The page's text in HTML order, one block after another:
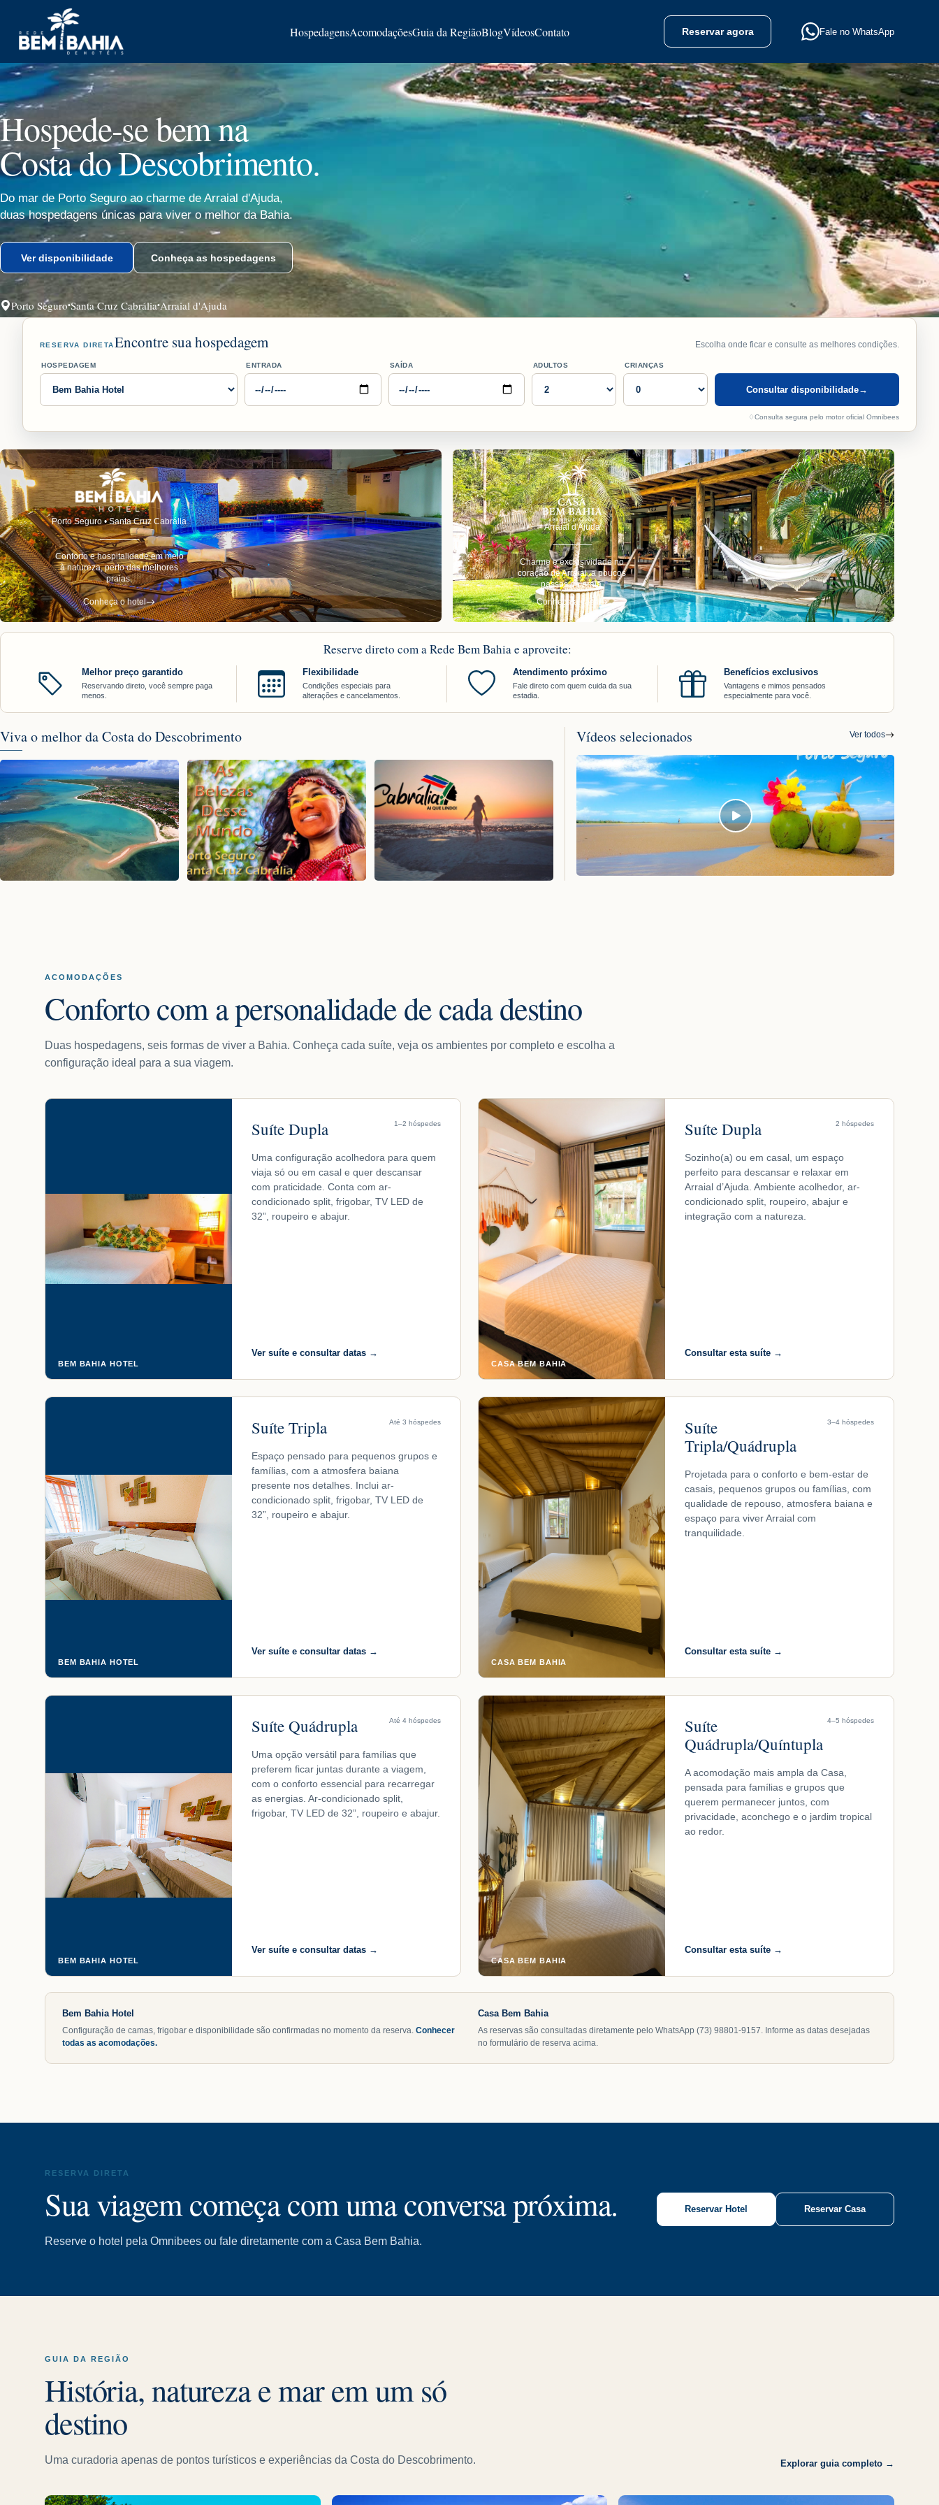
HospedagensAcomodaçõesGuia da RegiãoBlogVídeosContato Reservar agora Fale no WhatsApp
Hospede-se bem na
Costa do Descobrimento.
Do mar de Porto Seguro ao charme de Arraial d'Ajuda,
duas hospedagens únicas para viver o melhor da Bahia.
Ver disponibilidade Conheça as hospedagens
Porto Seguro•Santa Cruz Cabrália•Arraial d'Ajuda
RESERVA DIRETAEncontre sua hospedagem Escolha onde ficar e consulte as melhores condições.
HOSPEDAGEM ENTRADA SAÍDA ADULTOS CRIANÇAS
Consultar disponibilidade→
♢Consulta segura pelo motor oficial Omnibees
Porto Seguro • Santa Cruz Cabrália
Conforto e hospitalidade em meio
à natureza, perto das melhores
praias.
Conheça o hotel
Arraial d'Ajuda
Charme e exclusividade no
coração de Arraial, a poucos
passos da praia.
Conheça a casa
Reserve direto com a Rede Bem Bahia e aproveite:
Melhor preço garantido
Reservando direto, você sempre paga
menos.
Flexibilidade
Condições especiais para
alterações e cancelamentos.
Atendimento próximo
Fale direto com quem cuida da sua
estadia.
Benefícios exclusivos
Vantagens e mimos pensados
especialmente para você.
Viva o melhor da Costa do Descobrimento Vídeos selecionados Ver todos
ACOMODAÇÕES
Conforto com a personalidade de cada destino
Duas hospedagens, seis formas de viver a Bahia. Conheça cada suíte, veja os ambientes por completo e escolha a
configuração ideal para a sua viagem.
BEM BAHIA HOTEL
Suíte Dupla 1–2 hóspedes
Uma configuração acolhedora para quem
viaja só ou em casal e quer descansar
com praticidade. Conta com ar-
condicionado split, frigobar, TV LED de
32”, roupeiro e abajur.
Ver suíte e consultar datas →
CASA BEM BAHIA
Suíte Dupla 2 hóspedes
Sozinho(a) ou em casal, um espaço
perfeito para descansar e relaxar em
Arraial d’Ajuda. Ambiente acolhedor, ar-
condicionado split, roupeiro, abajur e
integração com a natureza.
Consultar esta suíte →
BEM BAHIA HOTEL
Suíte Tripla Até 3 hóspedes
Espaço pensado para pequenos grupos e
famílias, com a atmosfera baiana
presente nos detalhes. Inclui ar-
condicionado split, frigobar, TV LED de
32”, roupeiro e abajur.
Ver suíte e consultar datas →
CASA BEM BAHIA
Suíte
Tripla/Quádrupla
3–4 hóspedes
Projetada para o conforto e bem-estar de
casais, pequenos grupos ou famílias, com
qualidade de repouso, atmosfera baiana e
espaço para viver Arraial com
tranquilidade.
Consultar esta suíte →
BEM BAHIA HOTEL
Suíte Quádrupla Até 4 hóspedes
Uma opção versátil para famílias que
preferem ficar juntas durante a viagem,
com o conforto essencial para recarregar
as energias. Ar-condicionado split,
frigobar, TV LED de 32”, roupeiro e abajur.
Ver suíte e consultar datas →
CASA BEM BAHIA
Suíte
Quádrupla/Quíntupla
4–5 hóspedes
A acomodação mais ampla da Casa,
pensada para famílias e grupos que
querem permanecer juntos, com
privacidade, aconchego e o jardim tropical
ao redor.
Consultar esta suíte →
Bem Bahia Hotel
Configuração de camas, frigobar e disponibilidade são confirmadas no momento da reserva. Conhecer
todas as acomodações.
Casa Bem Bahia
As reservas são consultadas diretamente pelo WhatsApp (73) 98801-9157. Informe as datas desejadas
no formulário de reserva acima.
RESERVA DIRETA
Sua viagem começa com uma conversa próxima.
Reserve o hotel pela Omnibees ou fale diretamente com a Casa Bem Bahia.
Reservar Hotel Reservar Casa
GUIA DA REGIÃO
História, natureza e mar em um só
destino
Uma curadoria apenas de pontos turísticos e experiências da Costa do Descobrimento. Explorar guia completo →